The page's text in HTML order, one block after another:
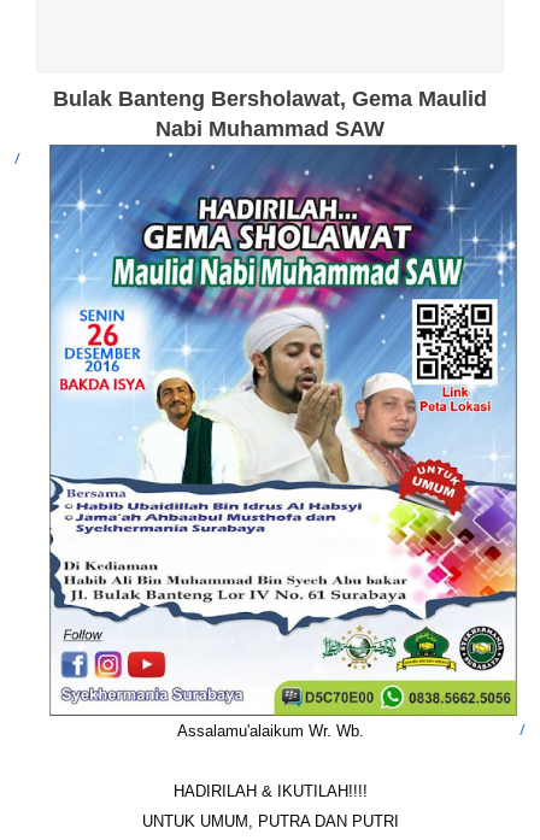
Bulak Banteng Bersholawat, Gema Maulid
Nabi Muhammad SAW
Assalamu'alaikum Wr. Wb.
HADIRILAH & IKUTILAH!!!!
UNTUK UMUM, PUTRA DAN PUTRI